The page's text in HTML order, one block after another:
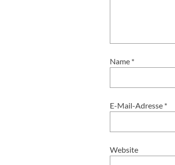
Name *
E-Mail-Adresse *
Website